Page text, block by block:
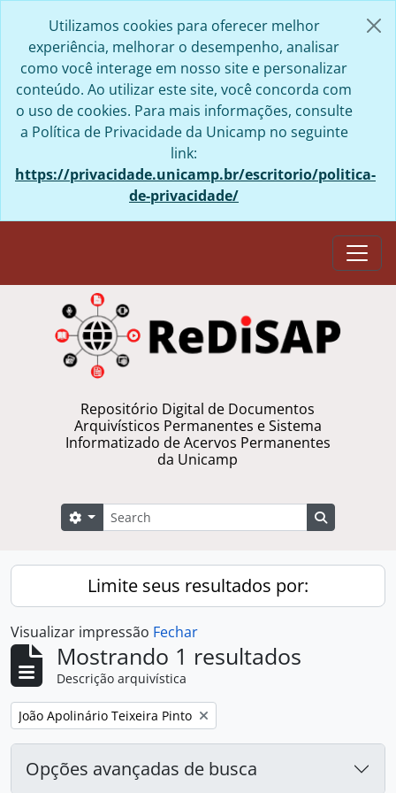
Utilizamos cookies para oferecer melhor
experiência, melhorar o desempenho, analisar
como você interage em nosso site e personalizar
conteúdo. Ao utilizar este site, você concorda com
o uso de cookies. Para mais informações, consulte
a Política de Privacidade da Unicamp no seguinte
link:
https://privacidade.unicamp.br/escritorio/politica-
de-privacidade/
Repositório Digital de Documentos
Arquivísticos Permanentes e Sistema
Informatizado de Acervos Permanentes
da Unicamp
Buscar
Opções de busca
Limite seus resultados por:
Visualizar impressão Fechar
Mostrando 1 resultados
Descrição arquivística
Remover filtro:
João Apolinário Teixeira Pinto
Opções avançadas de busca